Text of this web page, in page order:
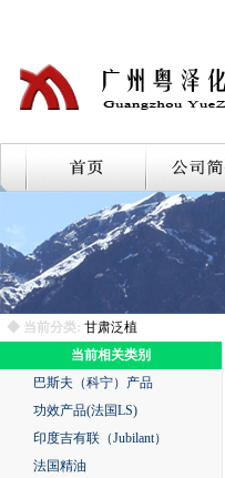
◆ 当前分类: 甘肃泛植
当前相关类别
巴斯夫（科宁）产品
功效产品(法国LS)
印度吉有联（Jubilant）
法国精油